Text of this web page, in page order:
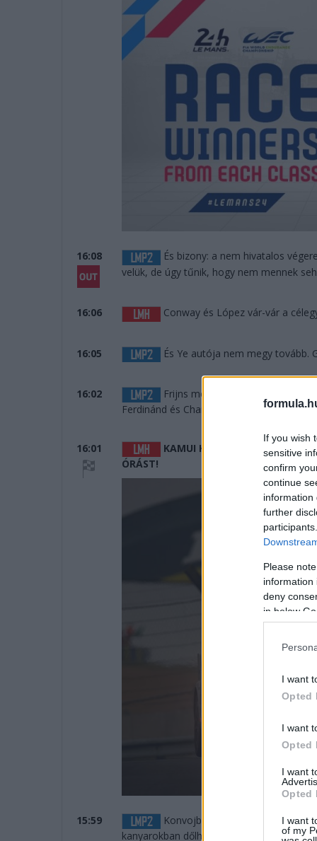
If you wish
sensitive
confirm
continue
information
further
Please
information
deny
in below
I want
Opted
I want
Opted
I want
Opted
I want
of my
16:08
És bizony: a nem hivatalos
velük, de úgy tűnik, hogy nem mennek
16:06 Conway és López vár-vár a
16:05 És Ye autója nem megy tovább.
16:02
Frijns megtartotta az első helyet,
Ferdinánd és Charles Milesi. És a
16:01
KAMUI KOBAYASHI, JOSE
ÓRÁST!
15:59
Konvojban jönnek a Toyoták az
kanyarokban dőlhet el az LMP2.